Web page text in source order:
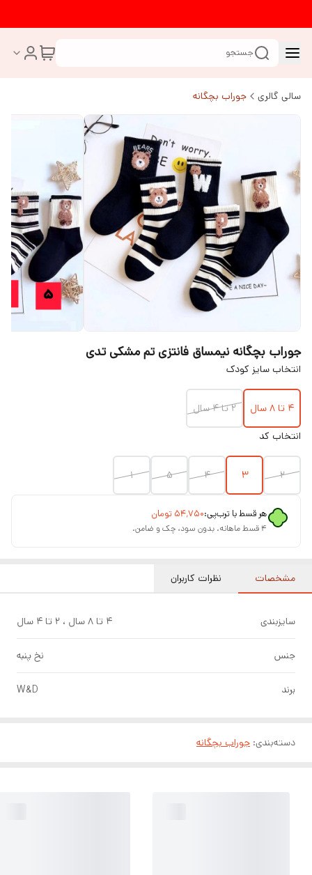
جستجو
سالی گالری جوراب بچگانه
جوراب بچگانه نیمساق فانتزی تم مشکی تدی
انتخاب سایز کودک
۴ تا ۸ سال
۲ تا ۴ سال
انتخاب کد
2
3
4
5
1
هر قسط با ترب‌پی:۵۴٬۷۵۰ تومان
۴ قسط ماهانه. بدون سود، چک و ضامن.
مشخصات نظرات کاربران
سایزبندی 4 تا 8 سال ، ۲ تا ۴ سال
جنس نخ پنبه
برند W&D
دسته‌بندی: جوراب بچگانه